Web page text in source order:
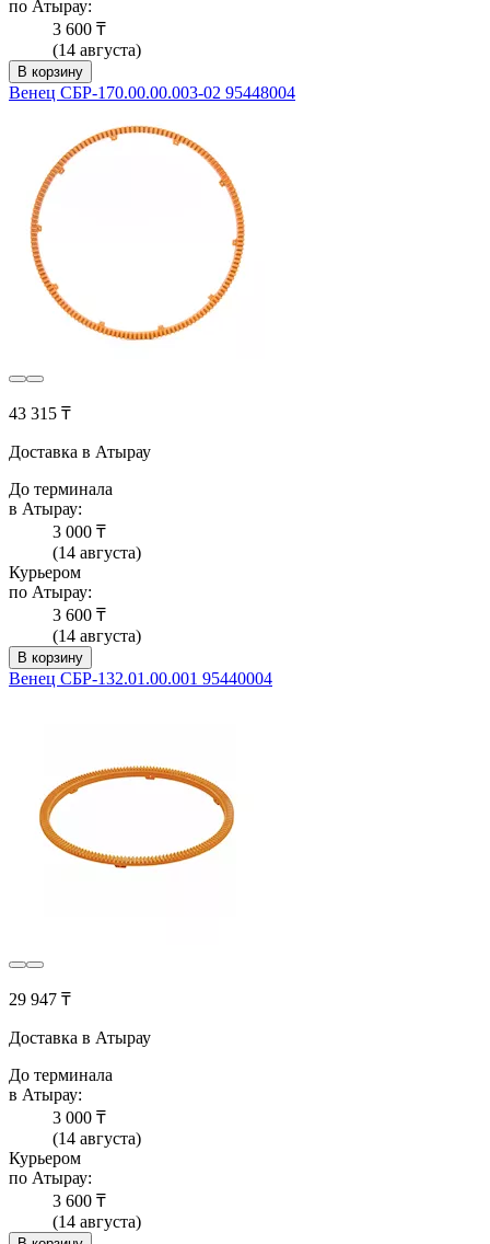
по Атырау:
3 600 ₸
(14 августа)
В корзину
Венец CБP-170.00.00.003-02 95448004
43 315 ₸
Доставка в Атырау
До терминала
в Атырау:
3 000 ₸
(14 августа)
Курьером
по Атырау:
3 600 ₸
(14 августа)
В корзину
Венец СБР-132.01.00.001 95440004
29 947 ₸
Доставка в Атырау
До терминала
в Атырау:
3 000 ₸
(14 августа)
Курьером
по Атырау:
3 600 ₸
(14 августа)